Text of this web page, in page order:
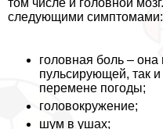
том числе и головной
следующими симптомами:
головная боль – она
пульсирующей, так
перемене погоды;
головокружение;
шум в ушах;